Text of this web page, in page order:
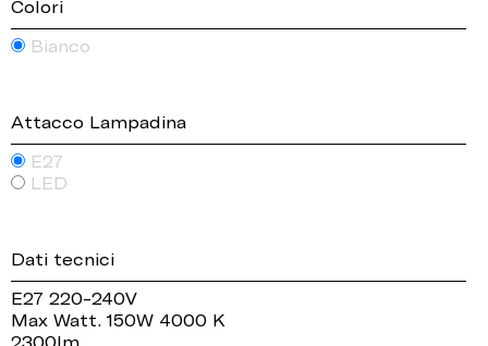
Colori
Bianco
Attacco Lampadina
E27
LED
Dati tecnici
E27 220-240V
Max Watt. 150W 4000 K